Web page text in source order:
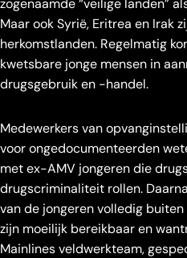
zogenaamde “veilige landen”
Maar ook Syrië, Eritrea en Irak
herkomstlanden. Regelmatig
kwetsbare jonge mensen in
drugsgebruik en -handel.
Medewerkers van
voor ongedocumenteerden
met ex-AMV jongeren die
drugscriminaliteit rollen.
van de jongeren volledig
zijn moeilijk bereikbaar en
Mainlines veldwerkteam,